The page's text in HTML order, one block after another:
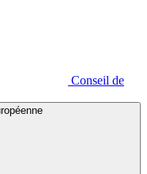
Conseil de